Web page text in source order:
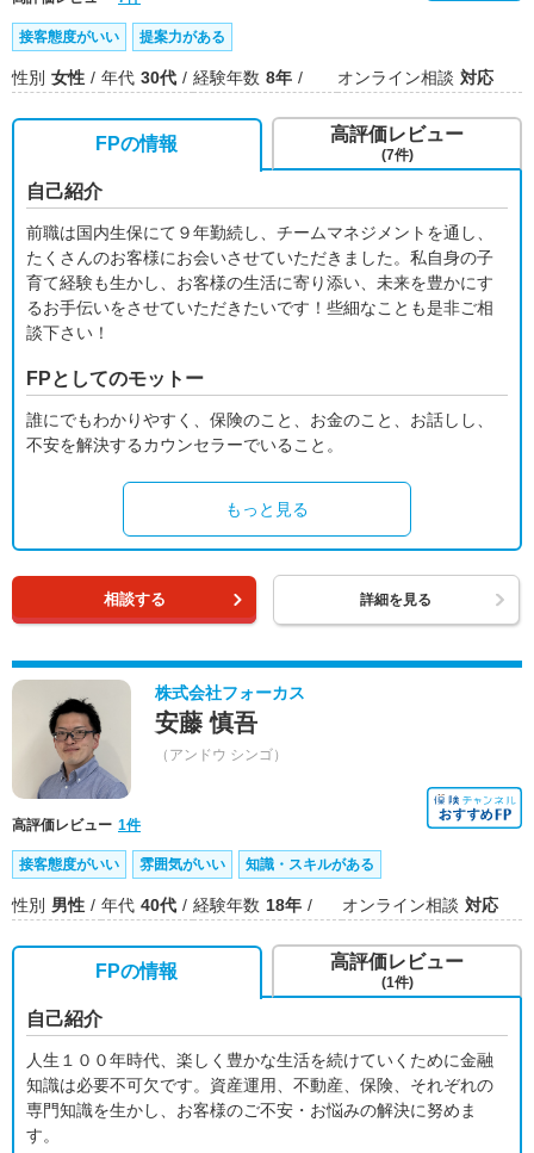
接客態度がいい 提案力がある
性別 女性 年代 30代 経験年数 8年 オンライン相談 対応
FPの情報
自己紹介
前職は国内生保にて９年勤続し、チームマネジメントを通し、
たくさんのお客様にお会いさせていただきました。私自身の子
育て経験も生かし、お客様の生活に寄り添い、未来を豊かにす
るお手伝いをさせていただきたいです！些細なことも是非ご相
談下さい！
FPとしてのモットー
誰にでもわかりやすく、保険のこと、お金のこと、お話しし、
不安を解決するカウンセラーでいること。
もっと見る
高評価レビュー
(7件)
相談する 詳細を見る
株式会社フォーカス
安藤 慎吾
（アンドウ シンゴ）
高評価レビュー 1件
接客態度がいい 雰囲気がいい 知識・スキルがある
性別 男性 年代 40代 経験年数 18年 オンライン相談 対応
FPの情報
自己紹介
人生１００年時代、楽しく豊かな生活を続けていくために金融
知識は必要不可欠です。資産運用、不動産、保険、それぞれの
専門知識を生かし、お客様のご不安・お悩みの解決に努めま
す。
高評価レビュー
(1件)